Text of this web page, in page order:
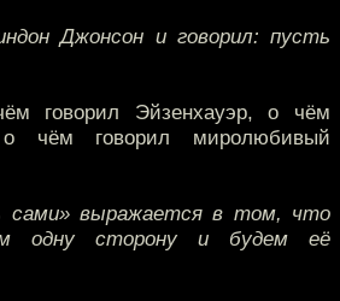
Джонсон и говорил: пусть
говорил Эйзенхауэр, о чём
чём говорил миролюбивый
сами» выражается в том, что
одну сторону и будем её